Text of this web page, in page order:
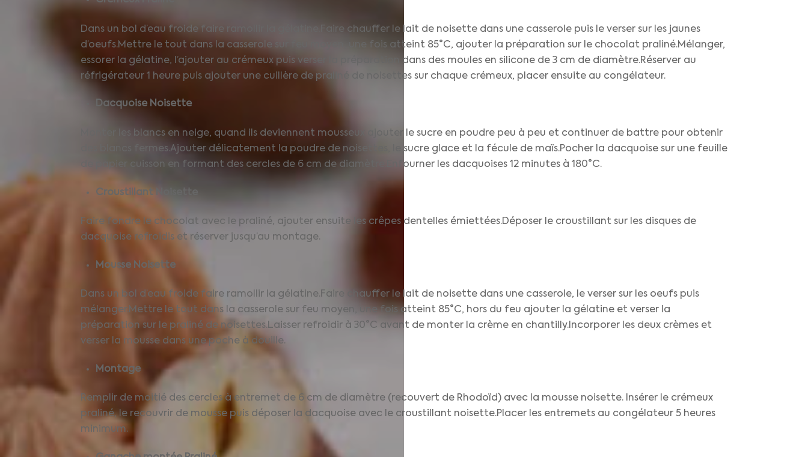
Dans un bol d’eau froide faire ramollir la gélatine.Faire chauffer le lait de noisette dans une casserole puis le verser sur les jaunes
d’oeufs.Mettre le tout dans la casserole sur feu moyen, une fois atteint 85°C, ajouter la préparation sur le chocolat praliné.Mélanger,
essorer la gélatine, l’ajouter au crémeux puis verser la préparation dans des moules en silicone de 3 cm de diamètre.Réserver au
réfrigérateur 1 heure puis ajouter une cuillère de praliné de noisettes sur chaque crémeux, placer ensuite au congélateur.
Dacquoise Noisette
Monter les blancs en neige, quand ils deviennent mousseux ajouter le sucre en poudre peu à peu et continuer de battre pour obtenir
des blancs fermes.Ajouter délicatement la poudre de noisettes, le sucre glace et la fécule de maïs.Pocher la dacquoise sur une feuille
de papier cuisson en formant des cercles de 6 cm de diamètre.Enfourner les dacquoises 12 minutes à 180°C.
Croustillant Noisette
Faire fondre le chocolat avec le praliné, ajouter ensuite les crêpes dentelles émiettées.Déposer le croustillant sur les disques de
dacquoise refroidis et réserver jusqu’au montage.
Mousse Noisette
Dans un bol d’eau froide faire ramollir la gélatine.Faire chauffer le lait de noisette dans une casserole, le verser sur les oeufs puis
mélanger.Mettre le tout dans la casserole sur feu moyen, une fois atteint 85°C, hors du feu ajouter la gélatine et verser la
préparation sur le praliné de noisettes.Laisser refroidir à 30°C avant de monter la crème en chantilly.Incorporer les deux crèmes et
verser la mousse dans une poche à douille.
Montage
Remplir de moitié des cercles à entremet de 6 cm de diamètre (recouvert de Rhodoïd) avec la mousse noisette. Insérer le crémeux
praliné, le recouvrir de mousse puis déposer la dacquoise avec le croustillant noisette.Placer les entremets au congélateur 5 heures
minimum.